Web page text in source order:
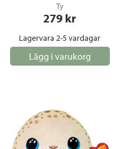
Ty
279 kr
Lagervara 2-5 vardagar
Lägg i varukorg